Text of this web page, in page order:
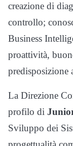
creazione di
controllo;
Business
proattività,
predisposizione
La Direzione
profilo di
Sviluppo dei